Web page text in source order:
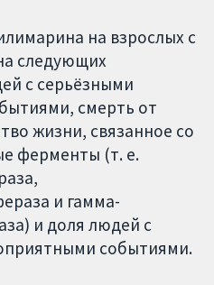
на взрослых с
следующих
с серьёзными
смерть от
жизни, связанное со
ферменты (т. е.
и гамма-
и доля людей с
событиями.